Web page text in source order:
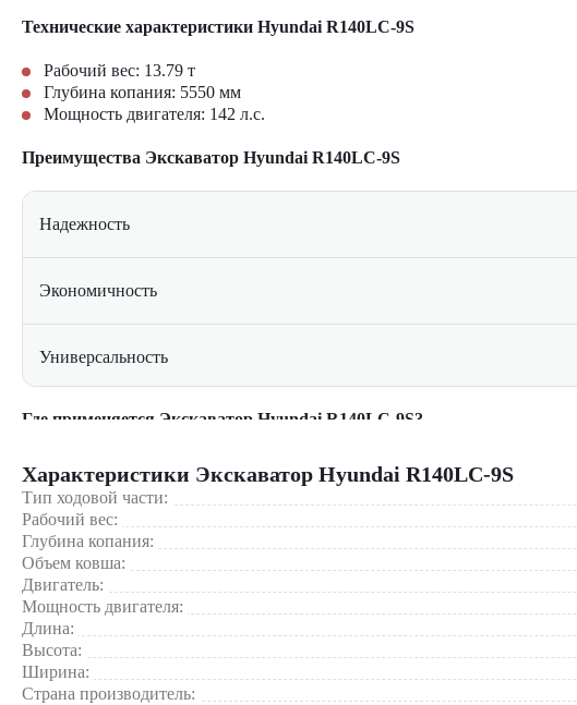
Технические характеристики Hyundai R140LC-9S
Рабочий вес: 13.79 т
Глубина копания: 5550 мм
Мощность двигателя: 142 л.с.
Преимущества Экскаватор Hyundai R140LC-9S
Надежность
Экономичность
Универсальность
Комфорт
Маневренность
Где применяется Экскаватор Hyundai R140LC-9S?
Строительные площадки при рытье котлованов, траншей и подготовке
Дорожные работы: планировка, выемка грунта и создание дорожного
Коммунальное хозяйство: прокладка инженерных сетей, очистка и
Промышленные объекты и сельское хозяйство для универсальных
Экскаватор Hyundai R140LC-9S сочетает в себе надежность,
обслуживания, долговечная конструкция и современная
Экскаватор Hyundai R140LC-9S можно купить в компании «ЦТО».
выбор спецтехники, вилочной и малой складской техники, навесного
Характеристики Экскаватор Hyundai R140LC-9S
Тип ходовой части:
Рабочий вес:
Глубина копания:
Объем ковша:
Двигатель:
Мощность двигателя:
Длина:
Высота:
Ширина:
Страна производитель: